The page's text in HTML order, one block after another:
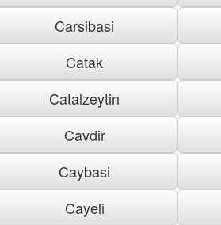
Carsibasi
Catak
Catalzeytin
Cavdir
Caybasi
Cayeli